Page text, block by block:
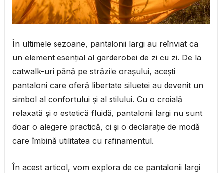
În ultimele sezoane, pantalonii largi au reînviat ca
un element esențial al garderobei de zi cu zi. De la
catwalk-uri până pe străzile orașului, acești
pantaloni care oferă libertate siluetei au devenit un
simbol al confortului și al stilului. Cu o croială
relaxată și o estetică fluidă, pantalonii largi nu sunt
doar o alegere practică, ci și o declarație de modă
care îmbină utilitatea cu rafinamentul.
În acest articol, vom explora de ce pantalonii largi